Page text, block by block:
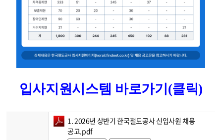
입사지원시스템 바로가기(클릭)
1. 2026년 상반기 한국철도공사 신입사원 채용
공고.pdf